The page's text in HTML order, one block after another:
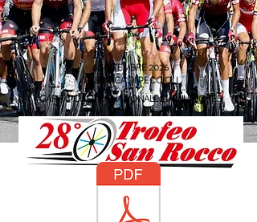
6 SETTEMBRE 2026
FABBRICA DI PECCIOLI
GARA CICLISTICA NAZIONALE CAT. JUNIORES